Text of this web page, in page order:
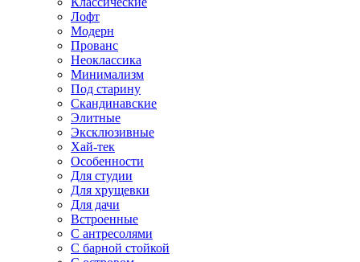
Лофт
Модерн
Прованс
Неоклассика
Минимализм
Под старину
Скандинавские
Элитные
Эксклюзивные
Хай-тек
Особенности
Для студии
Для хрущевки
Для дачи
Встроенные
С антресолями
С барной стойкой